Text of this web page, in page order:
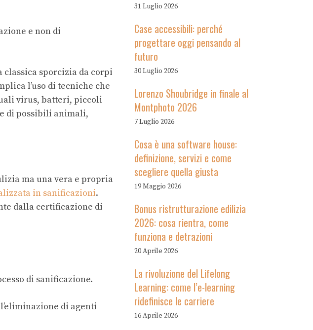
e non di
sporcizia da corpi
l’uso di tecniche che
virus, batteri, piccoli
di possibili animali,
ma una vera e propria
in sanificazioni.
dalla certificazione di
di sanificazione.
di agenti
31 Luglio 2026
Case accessibili: perché
progettare oggi pensando al
futuro
30 Luglio 2026
Lorenzo Shoubridge in finale al
Montphoto 2026
7 Luglio 2026
Cosa è una software house:
definizione, servizi e come
scegliere quella giusta
19 Maggio 2026
Bonus ristrutturazione edilizia
2026: cosa rientra, come
funziona e detrazioni
20 Aprile 2026
La rivoluzione del Lifelong
Learning: come l’e-learning
ridefinisce le carriere
16 Aprile 2026